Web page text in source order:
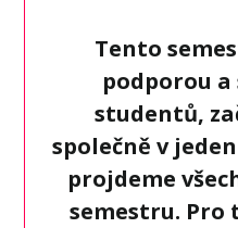
Tento
podporou
studentů,
společně v
projdeme
semestru. Pro